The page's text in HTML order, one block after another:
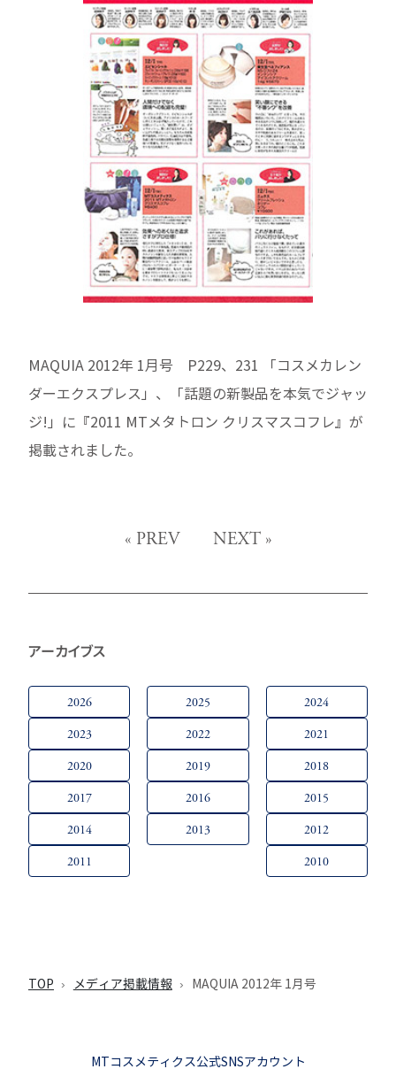
MAQUIA 2012年 1月号 P229、231 「コスメカレン
ダーエクスプレス」、「話題の新製品を本気でジャッ
ジ!」に『2011 MTメタトロン クリスマスコフレ』が
掲載されました。
« PREV NEXT»
アーカイブス
2026 2025
2024
2023
2022
2021
2020
2019
2018
2017
2016
2015
2014
2013
2012
2011
2010
TOP メディア掲載情報 MAQUIA 2012年 1月号
MTコスメティクス公式SNSアカウント